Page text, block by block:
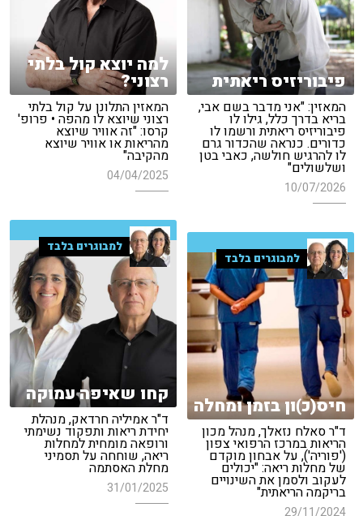
פיבוריזיס ריאתית
המאזין: "אני מדבר בשם אבי,
בריא בדרך כלל, גילו לו
פיבוריזיס ריאתית ורשמו לו
כדורים. כנראה שהכדור גרם
לו להרגיש חולשה, כאבי בטן
ושלשולים"
10/07/2026
למה יוצא קול בלתי
רצוני?
המאזין התלונן על קול בלתי
רצוני שיוצא לו מהפה • פרופ'
קרסו: "זה אוויר שיוצא
מהריאות או אוויר שיוצא
מהקיבה"
04/04/2025
למבוגרים בלבד
קחו שאיפה עמוקה
ד"ר אמיליה חרדאק, מנהלת
יחידת ריאות ותפקוד נשימתי
ורופאה מומחית למחלות
ריאה, שוחחה על תסמיני
מחלת האסתמה
31/01/2025
למבוגרים בלבד
חיס(כ)ון בזמן ומחלה
ד"ר סאלח נזאלך, מנהל מכון
הריאות במרכז הרפואי צפון
('פוריה'), על אבחון מוקדם
של מחלות ריאה: "יכולים
לעקוב ולסמן את השינויים
בריקמה הריאתית"
29/11/2024